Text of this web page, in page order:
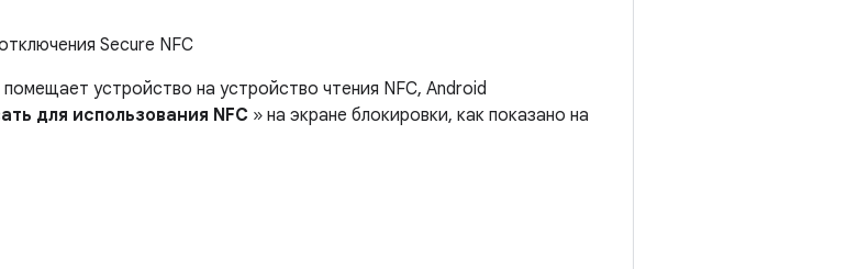
Secure NFC
устройство на устройство чтения NFC, Android
для использования NFC » на экране блокировки, как показано на